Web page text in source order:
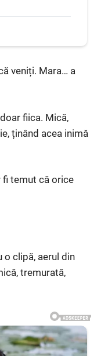
veniți. Mara… a
fiica. Mică,
ținând acea inimă
fi temut că orice
o clipă, aerul din
tremurată,